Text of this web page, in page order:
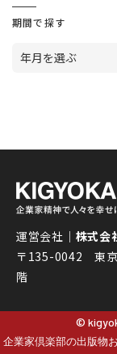
期間で探す
年月を選ぶ
運営会社｜ 株式会
〒135-0042 東京
階
©
企業家倶楽部の出版物